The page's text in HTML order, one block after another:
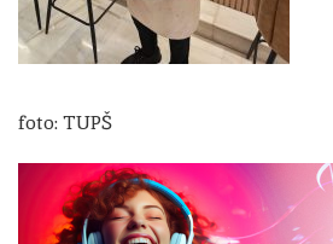
foto: TUPŠ